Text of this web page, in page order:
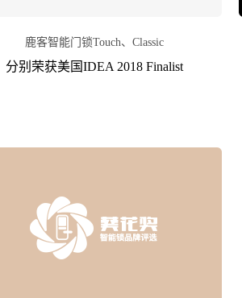
鹿客智能门锁Touch、Classic
分别荣获美国IDEA 2018 Finalist